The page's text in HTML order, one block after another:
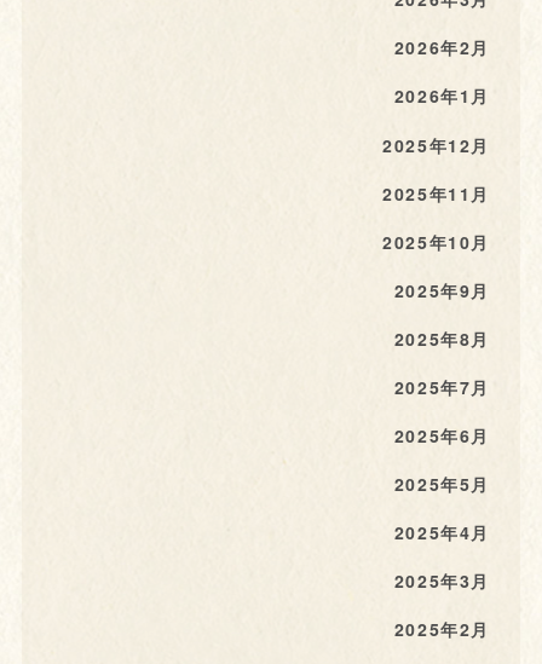
2026年2月
2026年1月
2025年12月
2025年11月
2025年10月
2025年9月
2025年8月
2025年7月
2025年6月
2025年5月
2025年4月
2025年3月
2025年2月